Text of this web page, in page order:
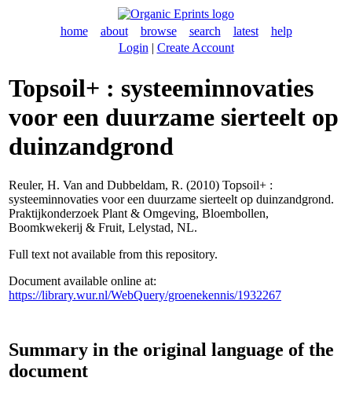
home about browse search latest
help
Login | Create Account
Topsoil+ : systeeminnovaties
voor een duurzame sierteelt op
duinzandgrond
Reuler, H. Van and Dubbeldam, R. (2010) Topsoil+ :
systeeminnovaties voor een duurzame sierteelt op duinzandgrond.
Praktijkonderzoek Plant & Omgeving, Bloembollen,
Boomkwekerij & Fruit, Lelystad, NL.
Full text not available from this repository.
Document available online at:
https://library.wur.nl/WebQuery/groenekennis/1932267
Summary in the original language of the
document